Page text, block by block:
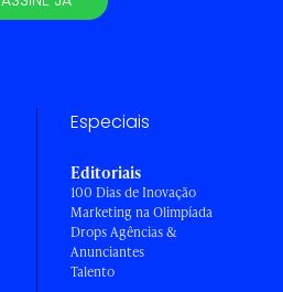
Especiais
Editoriais
100 Dias de Inovação
Marketing na Olimpíada
Drops Agências &
Anunciantes
Talento